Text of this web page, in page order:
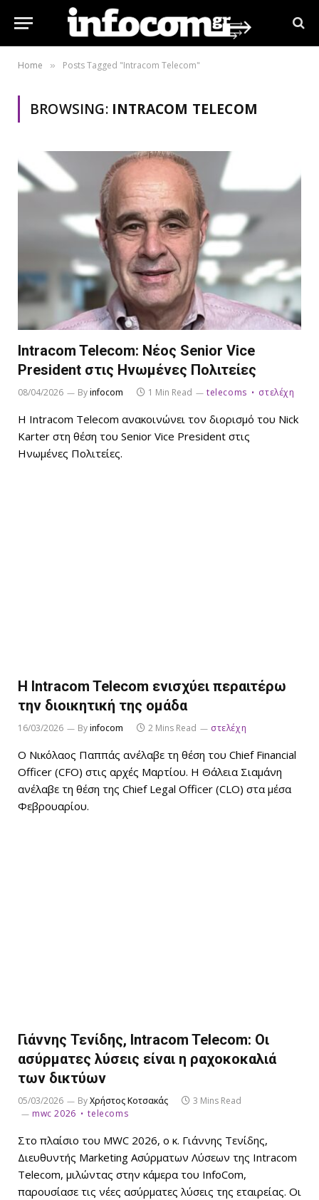
Home » Posts Tagged "Intracom Telecom"
BROWSING: INTRACOM TELECOM
Intracom Telecom: Νέος Senior Vice
President στις Ηνωμένες Πολιτείες
08/04/2026 Byinfocom 1 Min Read telecoms στελέχη
Η Intracom Telecom ανακοινώνει τον διορισμό του Nick
Karter στη θέση του Senior Vice President στις
Ηνωμένες Πολιτείες.
Η Intracom Telecom ενισχύει περαιτέρω
την διοικητική της ομάδα
16/03/2026 Byinfocom 2 Mins Read στελέχη
Ο Νικόλαος Παππάς ανέλαβε τη θέση του Chief Financial
Officer (CFO) στις αρχές Μαρτίου. Η Θάλεια Σιαμάνη
ανέλαβε τη θέση της Chief Legal Officer (CLO) στα μέσα
Φεβρουαρίου.
Γιάννης Τενίδης, Intracom Telecom: Οι
ασύρματες λύσεις είναι η ραχοκοκαλιά
των δικτύων
05/03/2026 ByΧρήστος Κοτσακάς
3 Mins Read
mwc 2026
telecoms
Στο πλαίσιο του MWC 2026, ο κ. Γιάννης Τενίδης,
Διευθυντής Marketing Ασύρματων Λύσεων της Intracom
Telecom, μιλώντας στην κάμερα του InfoCom,
παρουσίασε τις νέες ασύρματες λύσεις της εταιρείας. Οι